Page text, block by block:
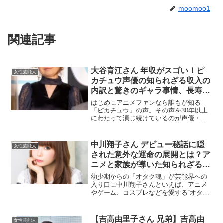
moomoo1
関連記事
女性芸能人
大谷育江さん 年収がスゴい！ピ
カチュウ声優の知られざる収入の
内訳と驚きのギャラ事情、長寿人
気アニメで築いた成功の秘密と
は！
はじめにアニメファンなら誰もが知る
「ピカチュウ」の声。その声を30年以上
にわたって演じ続けているのが声優・大
チョッパー、「名探偵コナン」の円谷光
彦など、国民的キ...
女性芸能人
中川翔子さん デビュー秘話に隠
された意外な運命の展開とは？ア
ニメと家族が導いた知られざるス
トーリー！
幼少期からの「オタク魂」が芸能界への
入り口に中川翔子さんといえば、アニメ
やゲーム、コスプレなどを愛する“オタク
の大きな原動力となったという意外なデ
女性芸能人 【吉高由里子さん 兄弟】吉高由